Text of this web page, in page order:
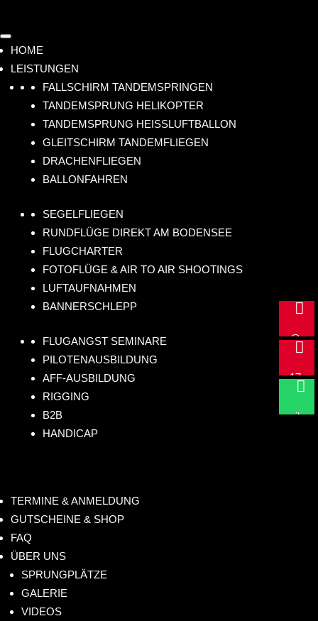
HOME
LEISTUNGEN
FALLSCHIRM TANDEMSPRINGEN
TANDEMSPRUNG HELIKOPTER
TANDEMSPRUNG HEISSLUFTBALLON
GLEITSCHIRM TANDEMFLIEGEN
DRACHENFLIEGEN
BALLONFAHREN
SEGELFLIEGEN
RUNDFLÜGE DIREKT AM BODENSEE
FLUGCHARTER
FOTOFLÜGE & AIR TO AIR SHOOTINGS
LUFTAUFNAHMEN
BANNERSCHLEPP
FLUGANGST SEMINARE
PILOTENAUSBILDUNG
AFF-AUSBILDUNG
RIGGING
B2B
HANDICAP
TERMINE & ANMELDUNG
GUTSCHEINE & SHOP
FAQ
ÜBER UNS
SPRUNGPLÄTZE
GALERIE
VIDEOS

m
@
hu
m
anf
lig

+4
17
73

Sc
eib